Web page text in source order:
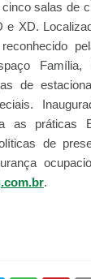
salas de
e XD.
Família,
de
as práticas
de
.